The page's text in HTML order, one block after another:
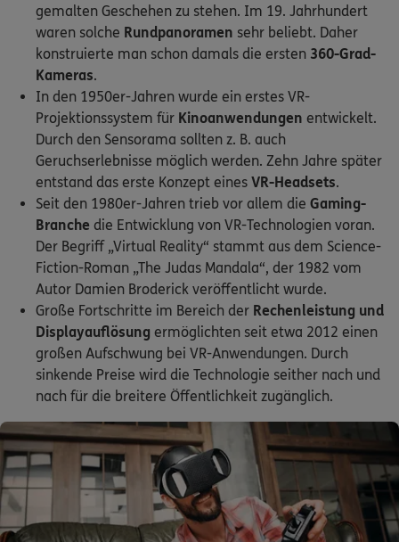
gemalten Geschehen zu stehen. Im 19. Jahrhundert
waren solche Rundpanoramen sehr beliebt. Daher
konstruierte man schon damals die ersten 360-Grad-
Kameras.
In den 1950er-Jahren wurde ein erstes VR-
Projektionssystem für Kinoanwendungen entwickelt.
Durch den Sensorama sollten z. B. auch
Geruchserlebnisse möglich werden. Zehn Jahre später
entstand das erste Konzept eines VR-Headsets.
Seit den 1980er-Jahren trieb vor allem die Gaming-
Branche die Entwicklung von VR-Technologien voran.
Der Begriff „Virtual Reality“ stammt aus dem Science-
Fiction-Roman „The Judas Mandala“, der 1982 vom
Autor Damien Broderick veröffentlicht wurde.
Große Fortschritte im Bereich der Rechenleistung und
Displayauflösung ermöglichten seit etwa 2012 einen
großen Aufschwung bei VR-Anwendungen. Durch
sinkende Preise wird die Technologie seither nach und
nach für die breitere Öffentlichkeit zugänglich.